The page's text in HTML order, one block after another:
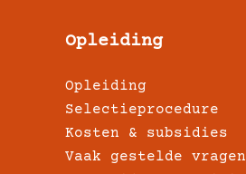
Opleiding
Opleiding
Selectieprocedure
Kosten & subsidies
Vaak gestelde vragen